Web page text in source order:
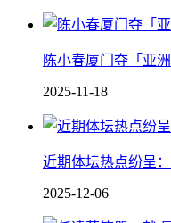
陈小春厦门夺「亚
2025-11-18
近期体坛热点纷呈
2025-12-06